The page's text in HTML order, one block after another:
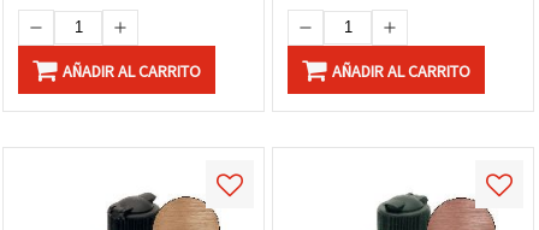
AÑADIR AL CARRITO AÑADIR AL CARRITO